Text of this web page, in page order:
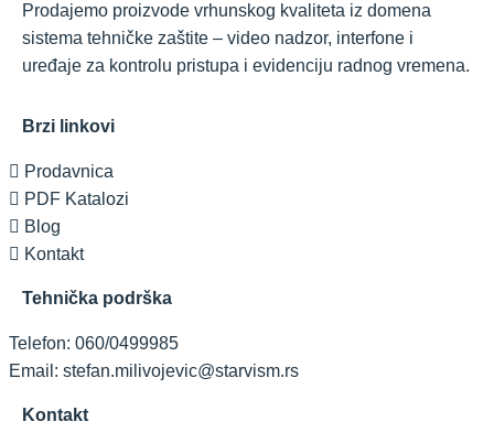
Prodajemo proizvode vrhunskog kvaliteta iz domena
sistema tehničke zaštite – video nadzor, interfone i
uređaje za kontrolu pristupa i evidenciju radnog vremena.
Brzi linkovi
Prodavnica
PDF Katalozi
Blog
Kontakt
Tehnička podrška
Telefon: 060/0499985
Email: stefan.milivojevic@starvism.rs
Kontakt